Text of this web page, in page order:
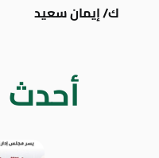
ك/ إيمان سعيد
أحدث